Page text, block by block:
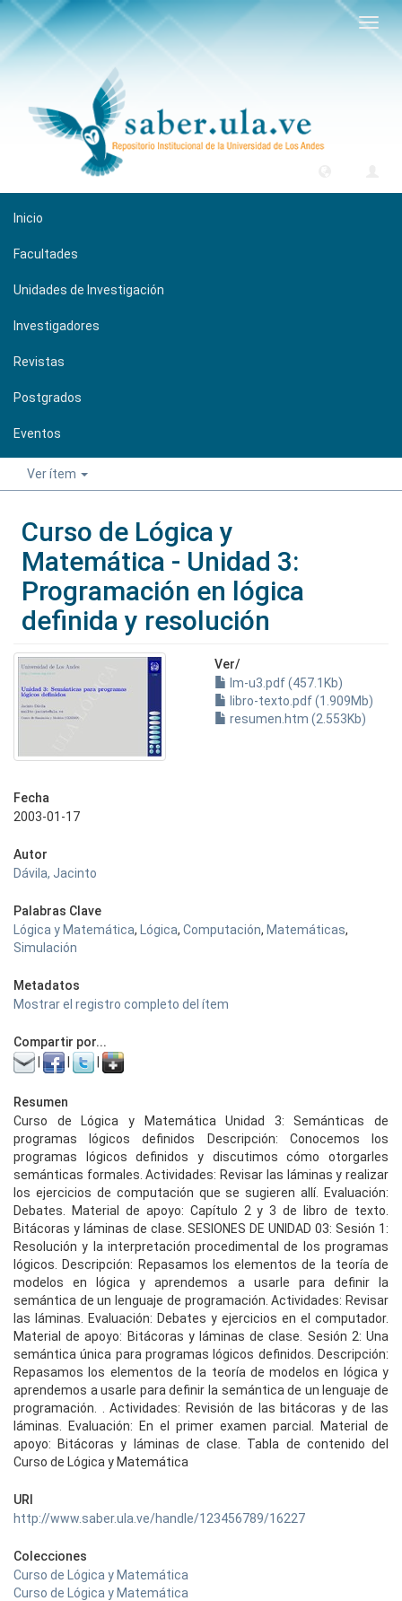
Inicio
Facultades
Unidades de Investigación
Investigadores
Revistas
Postgrados
Eventos
Ver ítem
Curso de Lógica y
Matemática - Unidad 3:
Programación en lógica
definida y resolución
Ver/
lm-u3.pdf (457.1Kb)
libro-texto.pdf (1.909Mb)
resumen.htm (2.553Kb)
Fecha
2003-01-17
Autor
Dávila, Jacinto
Palabras Clave
Lógica y Matemática, Lógica, Computación, Matemáticas,
Simulación
Metadatos
Mostrar el registro completo del ítem
Compartir por...
Resumen
Curso de Lógica y Matemática Unidad 3: Semánticas de
programas lógicos definidos Descripción: Conocemos los
programas lógicos definidos y discutimos cómo otorgarles
semánticas formales. Actividades: Revisar las láminas y realizar
los ejercicios de computación que se sugieren allí. Evaluación:
Debates. Material de apoyo: Capítulo 2 y 3 de libro de texto.
Bitácoras y láminas de clase. SESIONES DE UNIDAD 03: Sesión 1:
Resolución y la interpretación procedimental de los programas
lógicos. Descripción: Repasamos los elementos de la teoría de
modelos en lógica y aprendemos a usarle para definir la
semántica de un lenguaje de programación. Actividades: Revisar
las láminas. Evaluación: Debates y ejercicios en el computador.
Material de apoyo: Bitácoras y láminas de clase. Sesión 2: Una
semántica única para programas lógicos definidos. Descripción:
Repasamos los elementos de la teoría de modelos en lógica y
aprendemos a usarle para definir la semántica de un lenguaje de
programación. . Actividades: Revisión de las bitácoras y de las
láminas. Evaluación: En el primer examen parcial. Material de
apoyo: Bitácoras y láminas de clase. Tabla de contenido del
Curso de Lógica y Matemática
URI
http://www.saber.ula.ve/handle/123456789/16227
Colecciones
Curso de Lógica y Matemática
Curso de Lógica y Matemática